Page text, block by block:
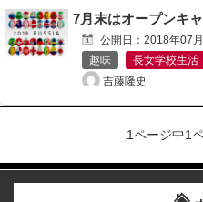
7月末はオープンキ
公開日： 2018年07
趣味
長女学校生活
吉藤隆史
1ページ中1